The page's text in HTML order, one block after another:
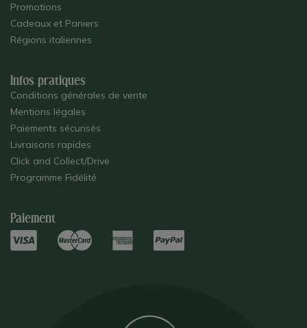
Promotions
Cadeaux et Paniers
Régions italiennes
Infos pratiques
Conditions générales de vente
Mentions légales
Paiements sécurisés
Livraisons rapides
Click and Collect/Drive
Programme Fidélité
Paiement